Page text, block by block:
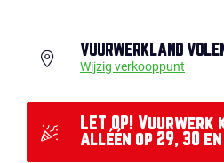
VUURWERKLAND
Wijzig verkooppunt
LET OP!
alléén op 29, 30